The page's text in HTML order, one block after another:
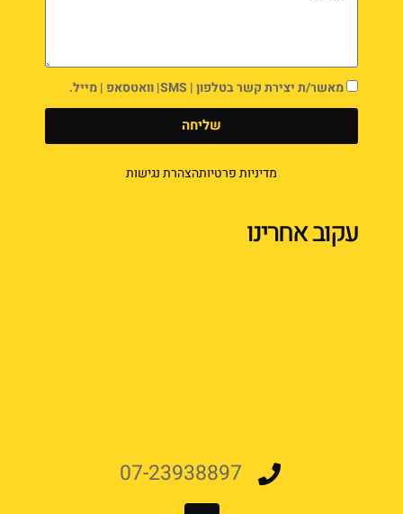
מאשר/ת יצירת קשר בטלפון | SMS| וואטסאפ | מייל.
שליחה
מדיניות פרטיותהצהרת נגישות
עקוב אחרינו
07-23938897